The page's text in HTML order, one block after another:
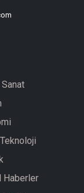
Sanat
Haberler